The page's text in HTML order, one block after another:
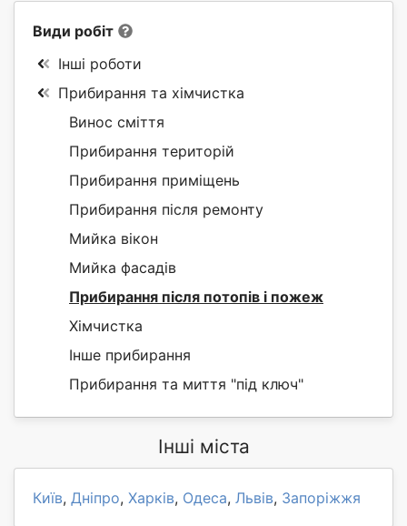
Види робіт
Інші роботи
Прибирання та хімчистка
Винос сміття
Прибирання територій
Прибирання приміщень
Прибирання після ремонту
Мийка вікон
Мийка фасадів
Прибирання після потопів і пожеж
Хімчистка
Інше прибирання
Прибирання та миття "під ключ"
Інші міста
Київ, Дніпро, Харків, Одеса, Львів, Запоріжжя